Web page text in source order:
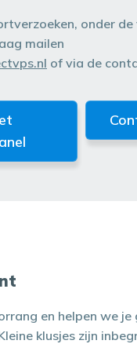
onder
mailen
of via de
en helpen we
klusjes zijn